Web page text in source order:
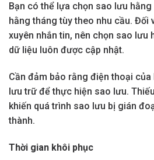
Bạn có thể lựa chọn sao lưu
hằng tháng tùy theo nhu cầu. Đối
xuyên nhắn tin, nên chọn sao lưu
dữ liệu luôn được cập nhật.
Cần đảm bảo rằng điện thoại
lưu trữ để thực hiện sao lưu.
khiến quá trình sao lưu bị gián
thành.
Thời gian khôi phục